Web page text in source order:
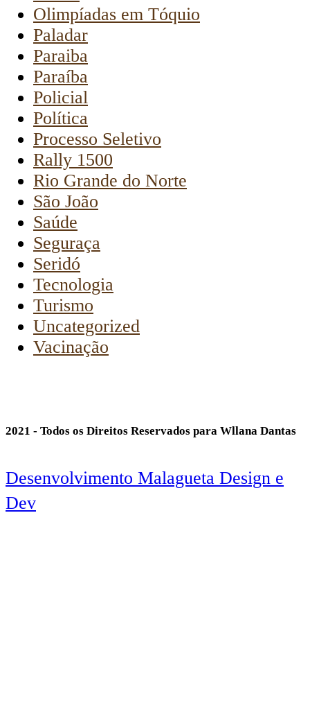
Olimpíadas em Tóquio
Paladar
Paraiba
Paraíba
Policial
Política
Processo Seletivo
Rally 1500
Rio Grande do Norte
São João
Saúde
Seguraça
Seridó
Tecnologia
Turismo
Uncategorized
Vacinação
2021 - Todos os Direitos Reservados para Wllana Dantas
Desenvolvimento Malagueta Design e
Dev